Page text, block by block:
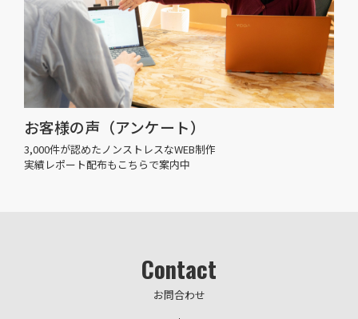
お客様の声（アンケート）
3,000件が認めたノンストレスなWEB制作
実績レポート配布もこちらで案内中
Contact
お問合わせ